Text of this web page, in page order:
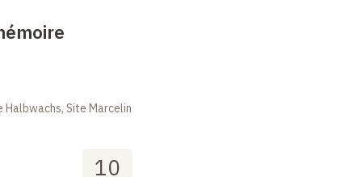
Site Marcelin
10